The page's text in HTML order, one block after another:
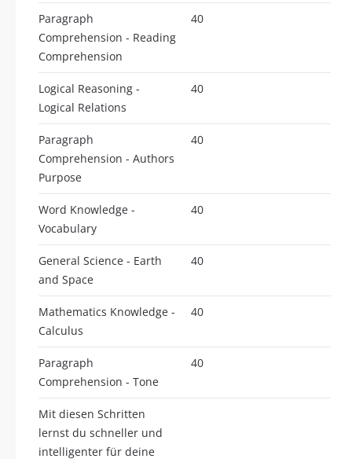
Paragraph
Comprehension - Reading
Comprehension
40
Logical Reasoning -
Logical Relations
40
Paragraph
Comprehension - Authors
Purpose
40
Word Knowledge -
Vocabulary
40
General Science - Earth
and Space
40
Mathematics Knowledge -
Calculus
40
Paragraph
Comprehension - Tone
40
Mit diesen Schritten
lernst du schneller und
intelligenter für deine